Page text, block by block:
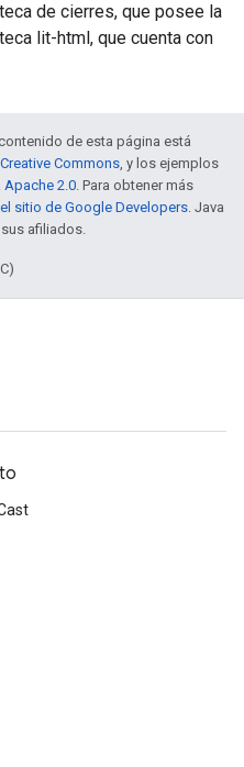
de cierres, que posee la
lit-html, que cuenta con
de esta página está
Commons, y los ejemplos
Apache 2.0. Para obtener más
sitio de Google Developers. Java
afiliados.